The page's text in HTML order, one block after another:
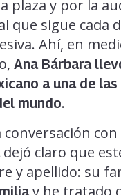
plaza y por la
que sigue cada
Ahí, en
Ana Bárbara
a una de
mundo.
conversación
dejó claro que
y apellido: su